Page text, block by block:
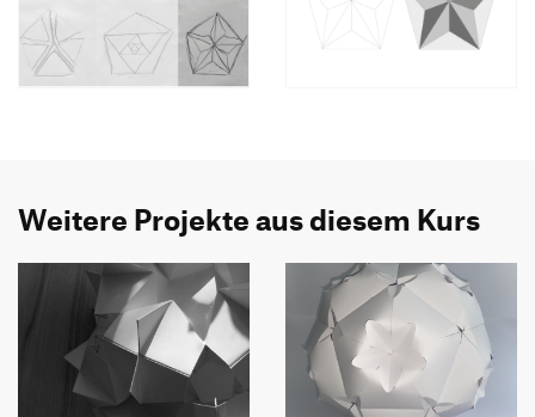
Weitere Projekte aus diesem Kurs